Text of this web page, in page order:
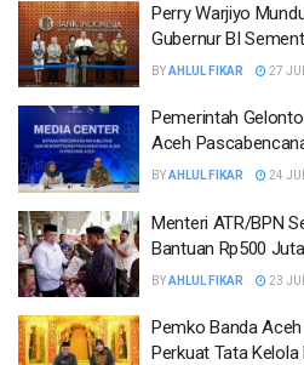
Perry Warjiyo
Gubernur BI
BYAHLUL FIKAR 27
Pemerintah
Aceh
BYAHLUL FIKAR 24
Menteri ATR/BPN
Bantuan Rp500
BYAHLUL FIKAR 23
Pemko Banda
Perkuat Tata Kelola